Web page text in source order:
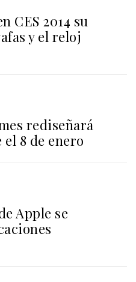
CES 2014 su
y el reloj
rediseñará
8 de enero
Apple se